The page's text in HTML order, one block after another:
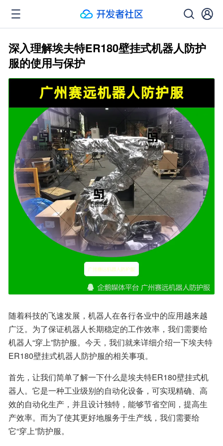
深入理解埃夫特ER180壁挂式机器人防护
服的使用与保护
随着科技的飞速发展，机器人在各行各业中的应用越来越
广泛。为了保证机器人长期稳定的工作效率，我们需要给
机器人“穿上”防护服。今天，我们就来详细介绍一下埃夫特
ER180壁挂式机器人防护服的相关事项。
首先，让我们简单了解一下什么是埃夫特ER180壁挂式机
器人。它是一种工业级别的自动化设备，可实现精确、高
效的自动化生产，并且设计独特，能够节省空间，提高生
产效率。而为了使其更好地服务于生产线，我们需要给
它“穿上”防护服。